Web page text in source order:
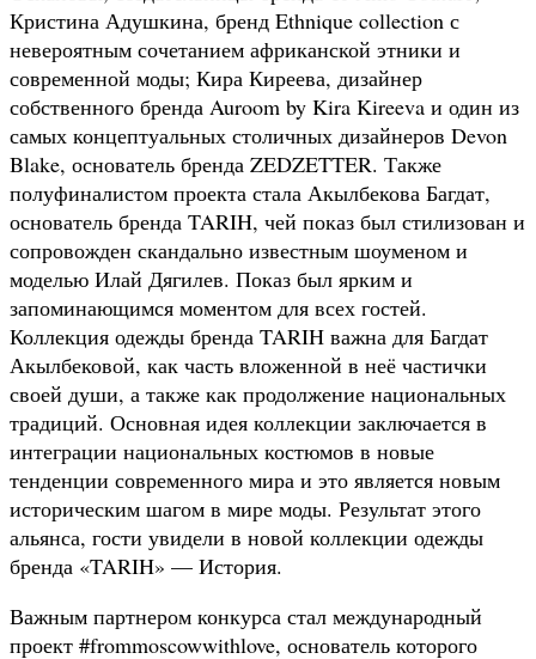
Кристина Адушкина, бренд Ethnique collection с
невероятным сочетанием африканской этники и
современной моды; Кира Киреева, дизайнер
собственного бренда Auroom by Kira Kireeva и один из
самых концептуальных столичных дизайнеров Devon
Blake, основатель бренда ZEDZETTER. Также
полуфиналистом проекта стала Акылбекова Багдат,
основатель бренда TARIH, чей показ был стилизован и
сопровожден скандально известным шоуменом и
моделью Илай Дягилев. Показ был ярким и
запоминающимся моментом для всех гостей.
Коллекция одежды бренда TARIH важна для Багдат
Акылбековой, как часть вложенной в неё частички
своей души, а также как продолжение национальных
традиций. Основная идея коллекции заключается в
интеграции национальных костюмов в новые
тенденции современного мира и это является новым
историческим шагом в мире моды. Результат этого
альянса, гости увидели в новой коллекции одежды
бренда «TARIH» — История.
Важным партнером конкурса стал международный
проект #frommoscowwithlove, основатель которого